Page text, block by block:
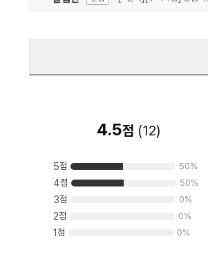
4.5점 (12)
5점 50%
4점 50%
3점 0%
2점 0%
1점 0%